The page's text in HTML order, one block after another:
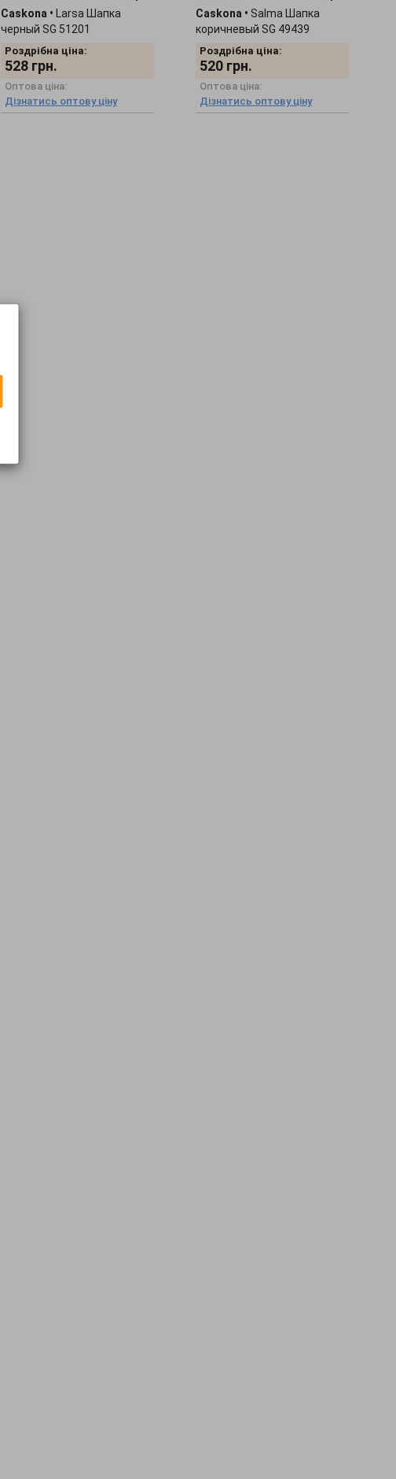
Caskona •
Larsa Шапка
черный SG 51201
Роздрібна ціна:
528 грн.
Оптова ціна:
Дізнатись оптову ціну
Caskona • Salma Шапка
коричневый SG 49439
Роздрібна ціна:
520 грн.
Оптова ціна:
Дізнатись оптову ціну